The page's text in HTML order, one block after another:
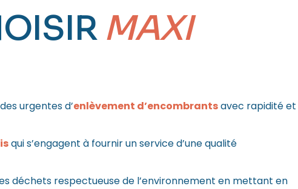
MAXI
urgentes d’enlèvement d’encombrantsavec rapidité et
qui s’engagent à fournir un service d’une qualité
déchets respectueuse de l’environnement en mettant en